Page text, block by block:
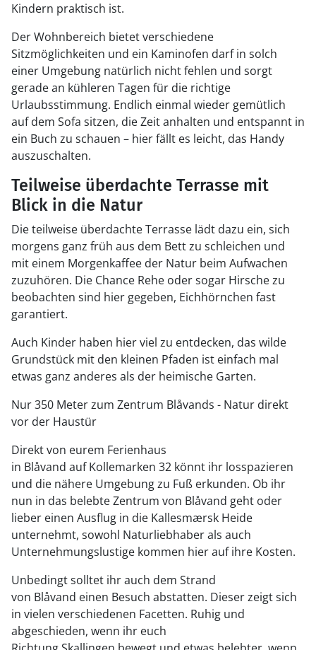
Kindern praktisch ist.
Der Wohnbereich bietet verschiedene
Sitzmöglichkeiten und ein Kaminofen darf in solch
einer Umgebung natürlich nicht fehlen und sorgt
gerade an kühleren Tagen für die richtige
Urlaubsstimmung. Endlich einmal wieder gemütlich
auf dem Sofa sitzen, die Zeit anhalten und entspannt in
ein Buch zu schauen – hier fällt es leicht, das Handy
auszuschalten.
Teilweise überdachte Terrasse mit
Blick in die Natur
Die teilweise überdachte Terrasse lädt dazu ein, sich
morgens ganz früh aus dem Bett zu schleichen und
mit einem Morgenkaffee der Natur beim Aufwachen
zuzuhören. Die Chance Rehe oder sogar Hirsche zu
beobachten sind hier gegeben, Eichhörnchen fast
garantiert.
Auch Kinder haben hier viel zu entdecken, das wilde
Grundstück mit den kleinen Pfaden ist einfach mal
etwas ganz anderes als der heimische Garten.
Nur 350 Meter zum Zentrum Blåvands - Natur direkt
vor der Haustür
Direkt von eurem Ferienhaus
in Blåvand auf Kollemarken 32 könnt ihr losspazieren
und die nähere Umgebung zu Fuß erkunden. Ob ihr
nun in das belebte Zentrum von Blåvand geht oder
lieber einen Ausflug in die Kallesmærsk Heide
unternehmt, sowohl Naturliebhaber als auch
Unternehmungslustige kommen hier auf ihre Kosten.
Unbedingt solltet ihr auch dem Strand
von Blåvand einen Besuch abstatten. Dieser zeigt sich
in vielen verschiedenen Facetten. Ruhig und
abgeschieden, wenn ihr euch